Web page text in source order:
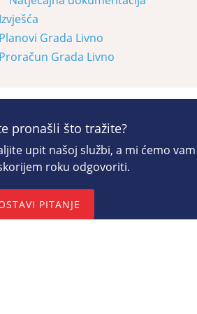
Izvješća
Planovi Grada Livno
Proračun Grada Livno
pronašli što tražite?
upit našoj službi, a mi ćemo
roku odgovoriti.
PITANJE